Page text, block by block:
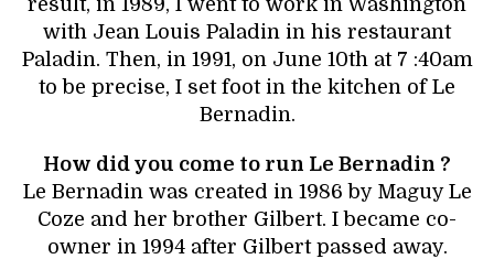
result, in 1989, I went to work in Washington
with Jean Louis Paladin in his restaurant
Paladin. Then, in 1991, on June 10th at 7 :40am
to be precise, I set foot in the kitchen of Le
Bernadin.
How did you come to run Le Bernadin ?
Le Bernadin was created in 1986 by Maguy Le
Coze and her brother Gilbert. I became co-
owner in 1994 after Gilbert passed away.